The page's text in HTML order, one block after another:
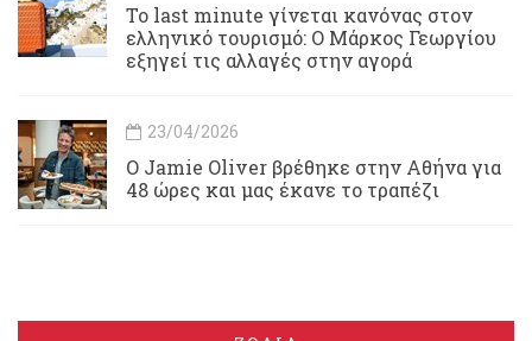
Το last minute γίνεται κανόνας στον
ελληνικό τουρισμό: Ο Μάρκος Γεωργίου
εξηγεί τις αλλαγές στην αγορά
23/04/2026
Ο Jamie Oliver βρέθηκε στην Αθήνα για
48 ώρες και μας έκανε το τραπέζι